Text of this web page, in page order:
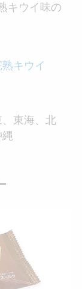
キウイ味の
キウイ
東海、北